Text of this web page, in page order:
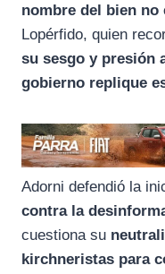
nombre del bien no
Lopérfido, quien
su sesgo y presión
gobierno replique
Adorni defendió la
contra la
cuestiona su
kirchneristas para